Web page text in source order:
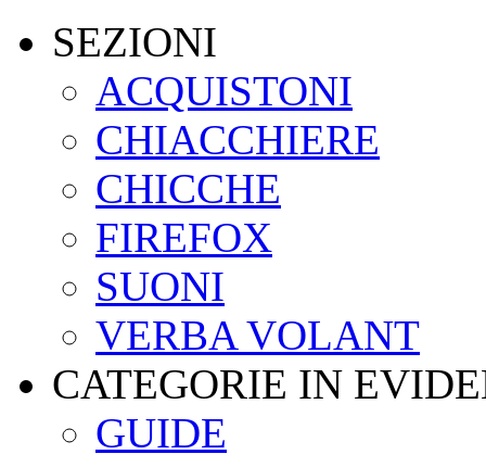
SEZIONI
ACQUISTONI
CHIACCHIERE
CHICCHE
FIREFOX
SUONI
VERBA VOLANT
CATEGORIE IN
GUIDE